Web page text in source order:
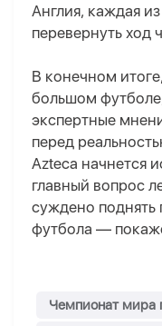
Англия, каждая
перевернуть ход
В конечном
большом
экспертные
перед
Azteca начнется
главный вопрос
суждено поднять
футбола —
Чемпионат мира